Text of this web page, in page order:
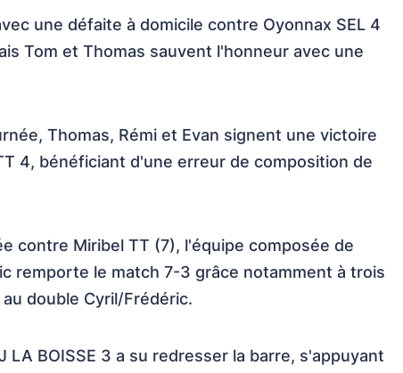
une défaite à domicile contre Oyonnax SEL 4
Tom et Thomas sauvent l'honneur avec une
Thomas, Rémi et Evan signent une victoire
4, bénéficiant d'une erreur de composition de
contre Miribel TT (7), l'équipe composée de
remporte le match 7-3 grâce notamment à trois
double Cyril/Frédéric.
LA BOISSE 3 a su redresser la barre, s'appuyant